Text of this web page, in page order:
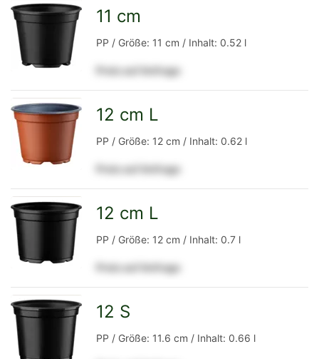
Detailseite
Detailseite
11 cm
PP / Größe: 11 cm / Inhalt: 0.52 l
Preis auf Anfrage
Detailseite
12 cm L
PP / Größe: 12 cm / Inhalt: 0.62 l
Preis auf Anfrage
Detailseite
12 cm L
PP / Größe: 12 cm / Inhalt: 0.7 l
Preis auf Anfrage
12 S
PP / Größe: 11.6 cm / Inhalt: 0.66 l